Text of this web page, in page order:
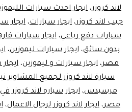
لاند كروزر، ايجار احدث سيارات
جيب لاند كروزر، ايجار سيارات، ايجار
سيارات دفع رباعي،ايجار سيارات
بدون سائق،ايجار سيارات ليموزين،
مصر، ايجار سيارات و ليموزين،
سيارة لاند كروزر لجميع المشاوير
مرسيدس،ايجار سياره لاند كروزر
مصر، ايجار لاند كروزر لرجال الاعمال،